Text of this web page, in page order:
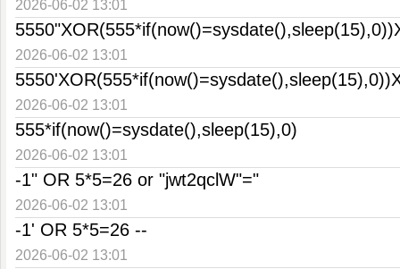
2026-06-02 13:01
2026-06-02 13:01
2026-06-02 13:01
555*if(now()=sysdate(),sleep(15),0)
2026-06-02 13:01
-1" OR 5*5=26 or "jwt2qclW"="
2026-06-02 13:01
-1' OR 5*5=26 --
2026-06-02 13:01